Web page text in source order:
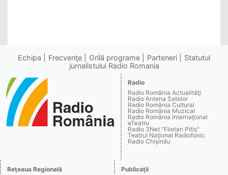
Echipa Frecvenţe Grilă programe Parteneri
Statutul
jurnalistului Radio Romania
Radio
Radio România Actualităţi
Radio Antena Satelor
Radio România Cultural
Radio România Muzical
Radio România Internaţional
eTeatru
Radio 3Net "Florian Pitiş"
Teatrul Naţional Radiofonic
Radio Chişinău
Reţeaua Regională
Publicaţii